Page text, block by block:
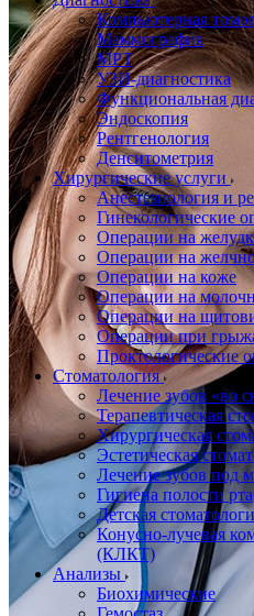
Компьютерная
Маммография
МРТ
УЗИ-диагностика
Функциональная
Эндоскопия
Рентгенология
Денситометрия
Хирургические услуги
Анестезиология и
Гинекологические
Операции на
Операции на
Операции на коже
Операции на
Операции на
Операции при
Проктологические
Стоматология
Лечение зубов «во
Терапевтическая
Хирургическая
Эстетическая
Лечение зубов под
Гигиена полости рта
Детская
Конусно-лучевая
(КЛКТ)
Анализы
Биохимические